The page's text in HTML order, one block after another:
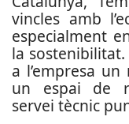
vincles amb
especialment
la
a l’empresa
un espai de
servei tècnic